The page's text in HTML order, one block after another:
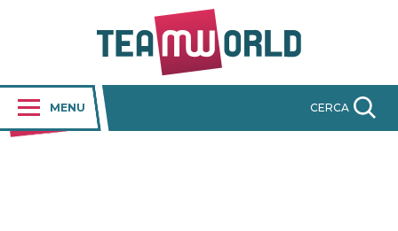
MENU CERCA